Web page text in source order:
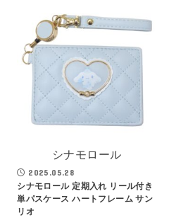
シナモロール
2025.05.28
シナモロール 定期入れ リール付き
単パスケース ハートフレーム サン
リオ